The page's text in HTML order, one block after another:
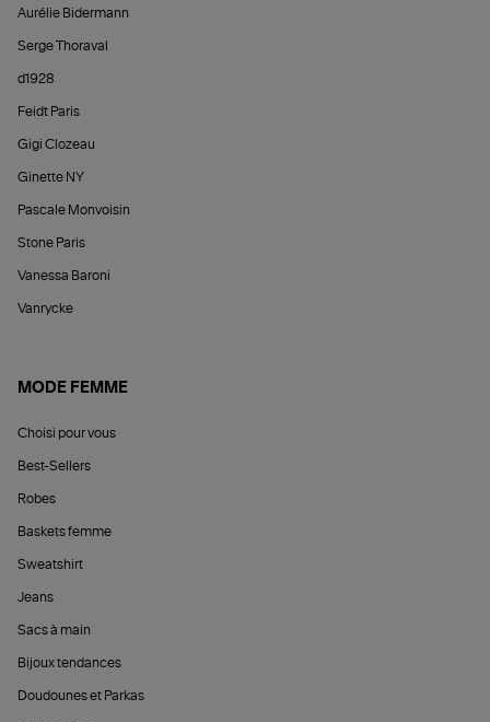
Aurélie Bidermann
Serge Thoraval
d1928
Feidt Paris
Gigi Clozeau
Ginette NY
Pascale Monvoisin
Stone Paris
Vanessa Baroni
Vanrycke
MODE FEMME
Choisi pour vous
Best-Sellers
Robes
Baskets femme
Sweatshirt
Jeans
Sacs à main
Bijoux tendances
Doudounes et Parkas